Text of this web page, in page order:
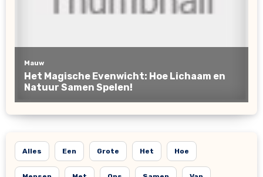
Alles Een Grote Het Hoe